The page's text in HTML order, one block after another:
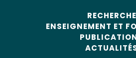
RECHERCHE
ENSEIGNEMENT ET